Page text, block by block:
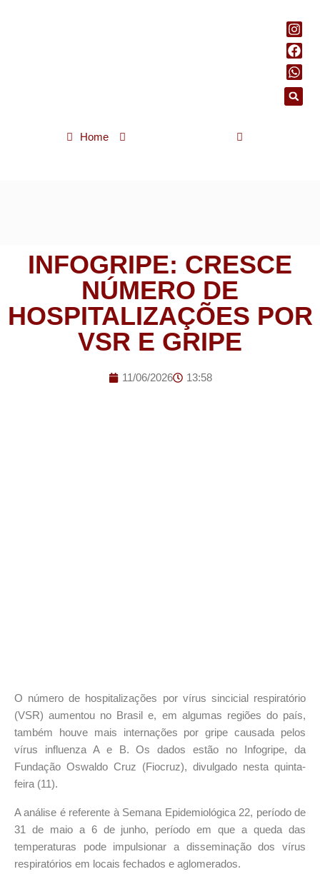
Home
INFOGRIPE: CRESCE
NÚMERO DE
HOSPITALIZAÇÕES POR
VSR E GRIPE
11/06/2026 13:58
O número de hospitalizações por vírus sincicial respiratório
(VSR) aumentou no Brasil e, em algumas regiões do país,
também houve mais internações por gripe causada pelos
vírus influenza A e B. Os dados estão no Infogripe, da
Fundação Oswaldo Cruz (Fiocruz), divulgado nesta quinta-
feira (11).
A análise é referente à Semana Epidemiológica 22, período de
31 de maio a 6 de junho, período em que a queda das
temperaturas pode impulsionar a disseminação dos vírus
respiratórios em locais fechados e aglomerados.